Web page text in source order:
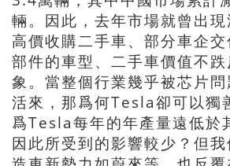
輛。因此，去年市場就曾出
高價收購二手車、部分車企
部件的車型、二手車價值不
象。當整個行業幾乎被芯片
活來，那爲何Tesla卻可以獨
爲Tesla每年的年產量遠低於
因此所受到的影響較少？但